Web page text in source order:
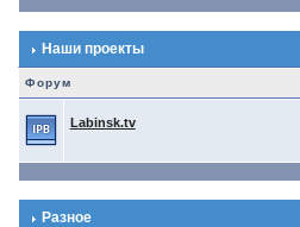
Наши проекты
Форум
Labinsk.tv
Разное